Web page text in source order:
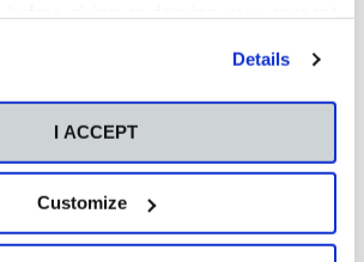
Details
I ACCEPT
Customize
del talento?